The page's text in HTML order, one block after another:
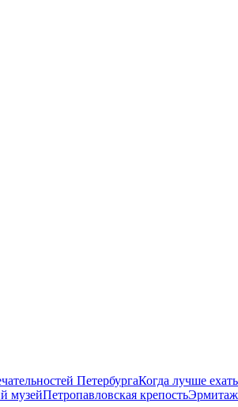
ПетербургаКогда лучше
музейПетропавловская крепостьЭрмитаж